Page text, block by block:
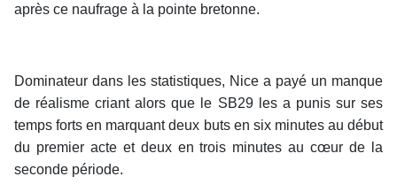
après ce naufrage à la pointe bretonne.
Dominateur dans les statistiques, Nice a payé un manque
de réalisme criant alors que le SB29 les a punis sur ses
temps forts en marquant deux buts en six minutes au début
du premier acte et deux en trois minutes au cœur de la
seconde période.